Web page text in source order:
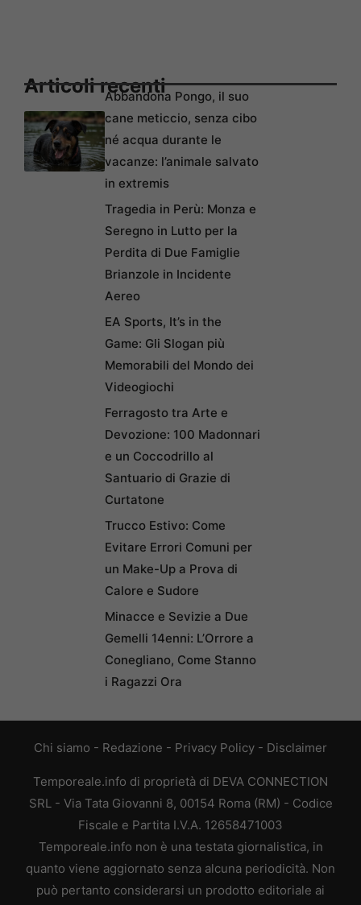
Articoli recentiAbbandona Pongo, il suo
cane meticcio, senza cibo
né acqua durante le
vacanze: l’animale salvato
in extremis
Tragedia in Perù: Monza e
Seregno in Lutto per la
Perdita di Due Famiglie
Brianzole in Incidente
Aereo
EA Sports, It’s in the
Game: Gli Slogan più
Memorabili del Mondo dei
Videogiochi
Ferragosto tra Arte e
Devozione: 100 Madonnari
e un Coccodrillo al
Santuario di Grazie di
Curtatone
Trucco Estivo: Come
Evitare Errori Comuni per
un Make-Up a Prova di
Calore e Sudore
Minacce e Sevizie a Due
Gemelli 14enni: L’Orrore a
Conegliano, Come Stanno
i Ragazzi Ora
Chi siamo - Redazione - Privacy Policy - Disclaimer
Temporeale.info di proprietà di DEVA CONNECTION
SRL - Via Tata Giovanni 8, 00154 Roma (RM) - Codice
Fiscale e Partita I.V.A. 12658471003
Temporeale.info non è una testata giornalistica, in
quanto viene aggiornato senza alcuna periodicità. Non
può pertanto considerarsi un prodotto editoriale ai